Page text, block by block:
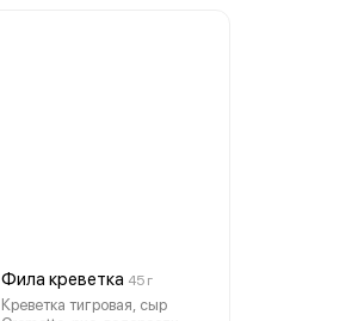
Фила креветка 45 г
Креветка тигровая, сыр